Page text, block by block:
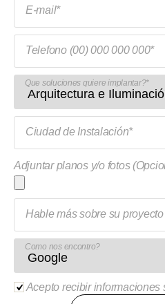
E-mail*
Telefono (00) 000 000 000*
Que soluciones quiere implantar?*
Ciudad de Instalación*
Adjuntar planos y/o fotos
Hable más sobre su proyecto
Como nos encontro?
Acepto recibir informaciones